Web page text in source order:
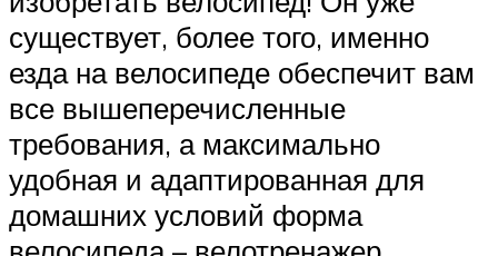
существует, более того, именно
езда на велосипеде обеспечит вам
все вышеперечисленные
требования, а максимально
удобная и адаптированная для
домашних условий форма